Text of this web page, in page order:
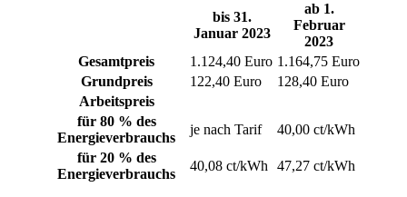
bis 31.
Januar 2023
ab 1.
Februar
2023
Gesamtpreis
1.124,40 Euro 1.164,75 Euro
Grundpreis
122,40 Euro
128,40 Euro
Arbeitspreis
für 80 % des
Energieverbrauchs
je nach Tarif
40,00 ct/kWh
für 20 % des
Energieverbrauchs
40,08 ct/kWh 47,27 ct/kWh